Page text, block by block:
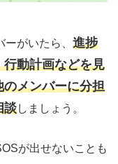
がいたら、 進捗
動計画などを見
メンバーに分担
談しましょう。
が出せないことも